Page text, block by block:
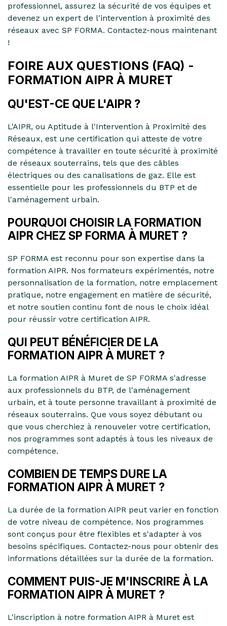
professionnel, assurez la sécurité de vos équipes et
devenez un expert de l'intervention à proximité des
réseaux avec SP FORMA. Contactez-nous maintenant
!
FOIRE AUX QUESTIONS (FAQ) -
FORMATION AIPR À MURET
QU'EST-CE QUE L'AIPR ?
L'AIPR, ou Aptitude à l'Intervention à Proximité des
Réseaux, est une certification qui atteste de votre
compétence à travailler en toute sécurité à proximité
de réseaux souterrains, tels que des câbles
électriques ou des canalisations de gaz. Elle est
essentielle pour les professionnels du BTP et de
l'aménagement urbain.
POURQUOI CHOISIR LA FORMATION
AIPR CHEZ SP FORMA À MURET ?
SP FORMA est reconnu pour son expertise dans la
formation AIPR. Nos formateurs expérimentés, notre
personnalisation de la formation, notre emplacement
pratique, notre engagement en matière de sécurité,
et notre soutien continu font de nous le choix idéal
pour réussir votre certification AIPR.
QUI PEUT BÉNÉFICIER DE LA
FORMATION AIPR À MURET ?
La formation AIPR à Muret de SP FORMA s'adresse
aux professionnels du BTP, de l'aménagement
urbain, et à toute personne travaillant à proximité de
réseaux souterrains. Que vous soyez débutant ou
que vous cherchiez à renouveler votre certification,
nos programmes sont adaptés à tous les niveaux de
compétence.
COMBIEN DE TEMPS DURE LA
FORMATION AIPR À MURET ?
La durée de la formation AIPR peut varier en fonction
de votre niveau de compétence. Nos programmes
sont conçus pour être flexibles et s'adapter à vos
besoins spécifiques. Contactez-nous pour obtenir des
informations détaillées sur la durée de la formation.
COMMENT PUIS-JE M'INSCRIRE À LA
FORMATION AIPR À MURET ?
L'inscription à notre formation AIPR à Muret est